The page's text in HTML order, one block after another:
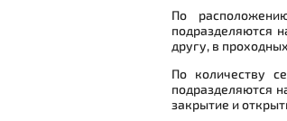
По
подразделяются
другу, в
По количеству
подразделяются
закрытие и